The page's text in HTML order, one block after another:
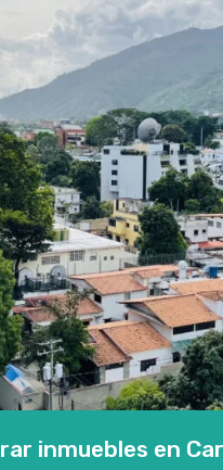
inmuebles en